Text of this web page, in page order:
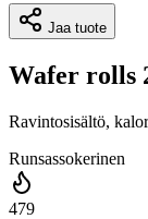
Jaa tuote
Wafer rolls
Ravintosisältö,
Runsassokerinen
479